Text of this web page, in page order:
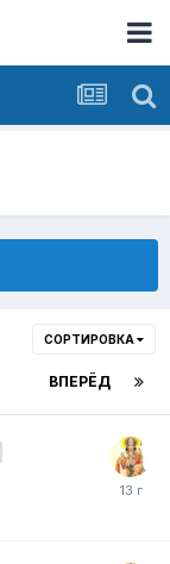
СОРТИРОВКА
ВПЕРЁД